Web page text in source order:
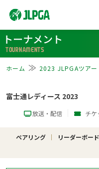
トーナメント
TOURNAMENTS
ホーム 2023 JLPGAツアー
富士通レディース 2023
放送・配信 チケ
ペアリング リーダーボード